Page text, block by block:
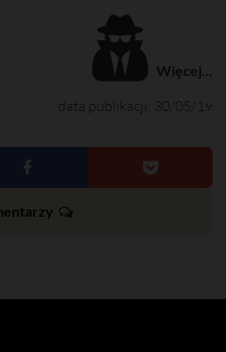
Więcej...
data publikacji: 30/05/19